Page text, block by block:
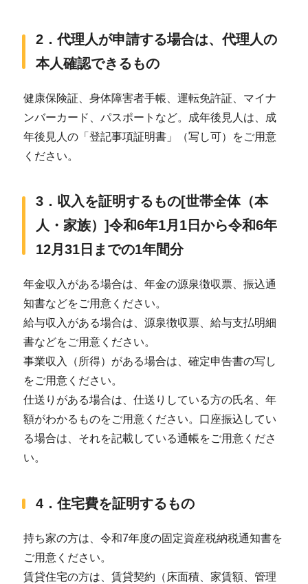
2．代理人が申請する場合は、代理人の
本人確認できるもの
健康保険証、身体障害者手帳、運転免許証、マイナ
ンバーカード、パスポートなど。成年後見人は、成
年後見人の「登記事項証明書」（写し可）をご用意
ください。
3．収入を証明するもの[世帯全体（本
人・家族）]令和6年1月1日から令和6年
12月31日までの1年間分
年金収入がある場合は、年金の源泉徴収票、振込通
知書などをご用意ください。
給与収入がある場合は、源泉徴収票、給与支払明細
書などをご用意ください。
事業収入（所得）がある場合は、確定申告書の写し
をご用意ください。
仕送りがある場合は、仕送りしている方の氏名、年
額がわかるものをご用意ください。口座振込してい
る場合は、それを記載している通帳をご用意くださ
い。
4．住宅費を証明するもの
持ち家の方は、令和7年度の固定資産税納税通知書を
ご用意ください。
賃貸住宅の方は、賃貸契約（床面積、家賃額、管理